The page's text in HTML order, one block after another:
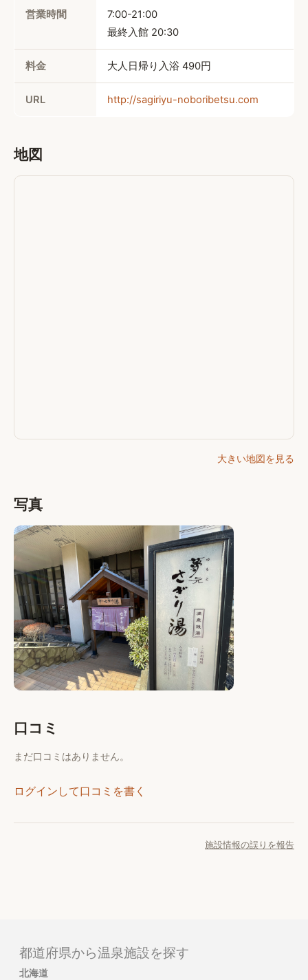
営業時間
7:00-21:00
最終入館 20:30
料金 大人日帰り入浴 490円
URL http://sagiriyu-noboribetsu.com
地図
大きい地図を見る
写真
口コミ
まだ口コミはありません。
ログインして口コミを書く
施設情報の誤りを報告
都道府県から温泉施設を探す
北海道